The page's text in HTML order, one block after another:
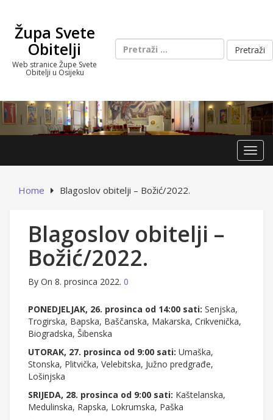
contentŽupa Svete
Obitelji
Web stranice Župe Svete
Obitelji u Osijeku
Pretraži:
Home Blagoslov obitelji – Božić/2022.
Blagoslov obitelji –
Božić/2022.
By On 8. prosinca 2022. 0
PONEDJELJAK, 26. prosinca od 14:00 sati: Senjska,
Trogirska, Bapska, Baščanska, Makarska, Crikvenička,
Biogradska, Šibenska
UTORAK, 27. prosinca od 9:00 sati: Umaška,
Stonska, Plitvička, Velebitska, Južno predgrađe,
Lošinjska
SRIJEDA, 28. prosinca od 9:00 sati: Kaštelanska,
Medulinska, Rapska, Lokrumska, Paška